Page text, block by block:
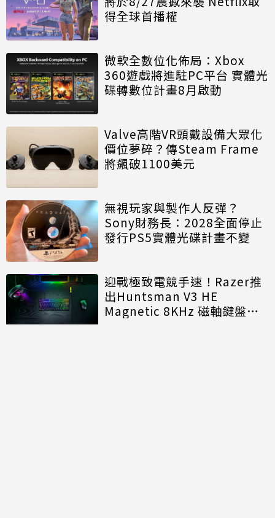
得全球首播權
微軟全數位化佈局：Xbox
360遊戲將進駐PC平台 實體光
碟轉數位計畫8月啟動
Valve高階VR頭戴設備大眾化
價位夢碎？傳Steam Frame
將飆破1100美元
無視玩家與製作人反彈？
Sony財務長：2028全面停止
發行PS5實體光碟計畫不變
迎戰極致電競手速！Razer推
出Huntsman V3 HE
Magnetic 8KHz 磁軸鍵盤效